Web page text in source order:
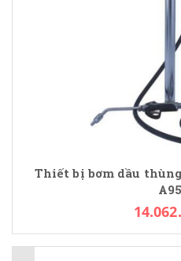
Thiết bị bơm dầu